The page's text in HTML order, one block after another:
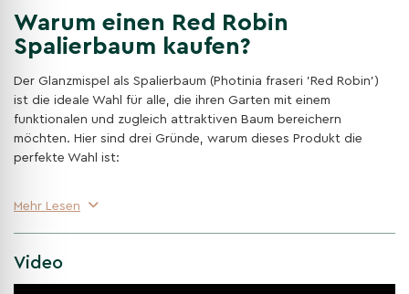
Warum einen Red Robin
Spalierbaum kaufen?
Der Glanzmispel als Spalierbaum (Photinia fraseri 'Red Robin')
ist die ideale Wahl für alle, die ihren Garten mit einem
funktionalen und zugleich attraktiven Baum bereichern
möchten. Hier sind drei Gründe, warum dieses Produkt die
perfekte Wahl ist:
Dieser Baum bietet das ganze Jahr über ein dichtes, grünes
Blätterkleid, das besonders im Frühjahr mit roten Trieben für
einen wunderschön Farbkontrast sorgt. Entdecken Sie
weitere
Mehr Lesen
Video